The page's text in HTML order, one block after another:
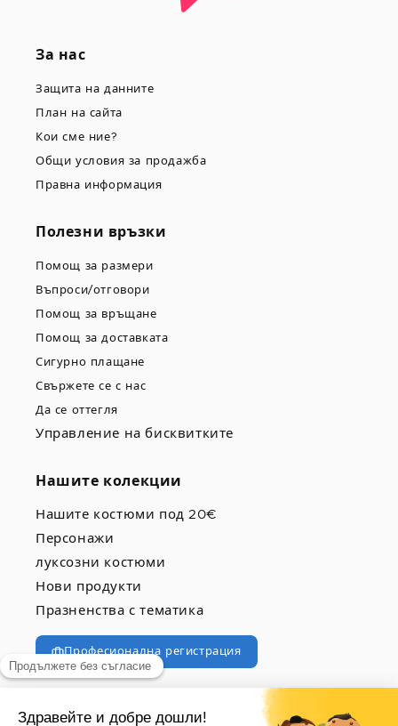
За нас
Защита на данните
План на сайта
Кои сме ние?
Общи условия за продажба
Правна информация
Полезни връзки
Помощ за размери
Въпроси/отговори
Помощ за връщане
Помощ за доставката
Сигурно плащане
Свържете се с нас
Да се оттегля
Управление на бисквитките
Нашите колекции
Нашите костюми под 20€
Персонажи
луксозни костюми
Нови продукти
Празненства с тематика
Професионална регистрация